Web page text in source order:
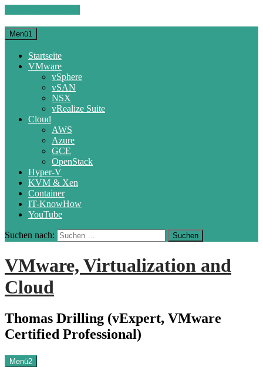
Menü1
Startseite
VMware
vSphere
vSAN
NSX
vRealize Suite
Cloud
AWS
Azure
GCE
OpenStack
Hyper-V
KVM & Xen
Container
IT-KnowHow
YouTube
Suchen nach:
VMware, Virtualization and
Cloud
Thomas Drilling (vExpert, VMware
Certified Professional)
Menü2